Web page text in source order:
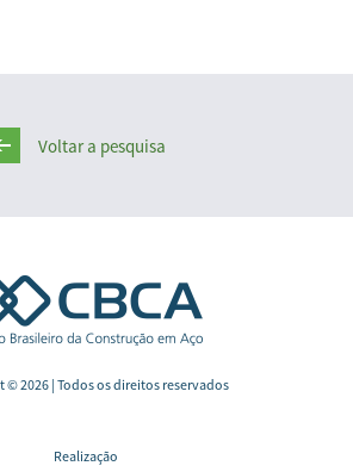
Voltar a pesquisa
© 2026 | Todos os direitos reservados
Realização